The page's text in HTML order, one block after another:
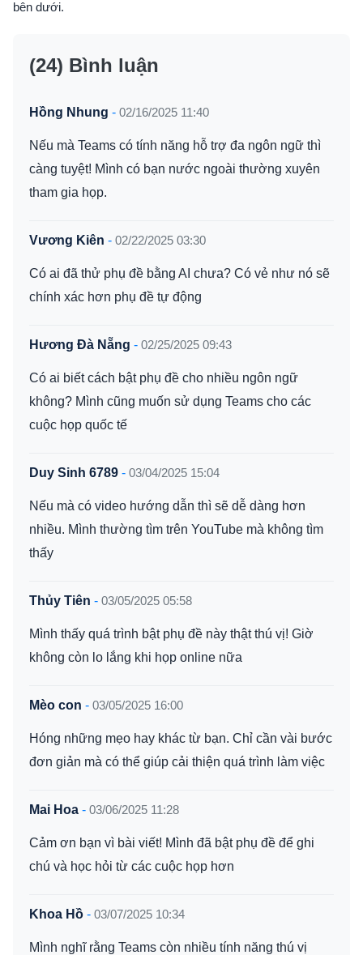
bên dưới.
(24) Bình luận
Hồng Nhung - 02/16/2025 11:40
Nếu mà Teams có tính năng hỗ trợ đa ngôn ngữ thì
càng tuyệt! Mình có bạn nước ngoài thường xuyên
tham gia họp.
Vương Kiên - 02/22/2025 03:30
Có ai đã thử phụ đề bằng AI chưa? Có vẻ như nó sẽ
chính xác hơn phụ đề tự động
Hương Đà Nẵng - 02/25/2025 09:43
Có ai biết cách bật phụ đề cho nhiều ngôn ngữ
không? Mình cũng muốn sử dụng Teams cho các
cuộc họp quốc tế
Duy Sinh 6789 - 03/04/2025 15:04
Nếu mà có video hướng dẫn thì sẽ dễ dàng hơn
nhiều. Mình thường tìm trên YouTube mà không tìm
thấy
Thủy Tiên - 03/05/2025 05:58
Mình thấy quá trình bật phụ đề này thật thú vị! Giờ
không còn lo lắng khi họp online nữa
Mèo con - 03/05/2025 16:00
Hóng những mẹo hay khác từ bạn. Chỉ cần vài bước
đơn giản mà có thể giúp cải thiện quá trình làm việc
Mai Hoa - 03/06/2025 11:28
Cảm ơn bạn vì bài viết! Mình đã bật phụ đề để ghi
chú và học hỏi từ các cuộc họp hơn
Khoa Hồ - 03/07/2025 10:34
Mình nghĩ rằng Teams còn nhiều tính năng thú vị